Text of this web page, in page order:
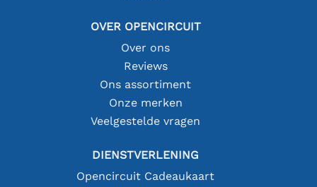
OVER OPENCIRCUIT
Over ons
Reviews
Ons assortiment
Onze merken
Veelgestelde vragen
DIENSTVERLENING
Opencircuit Cadeaukaart